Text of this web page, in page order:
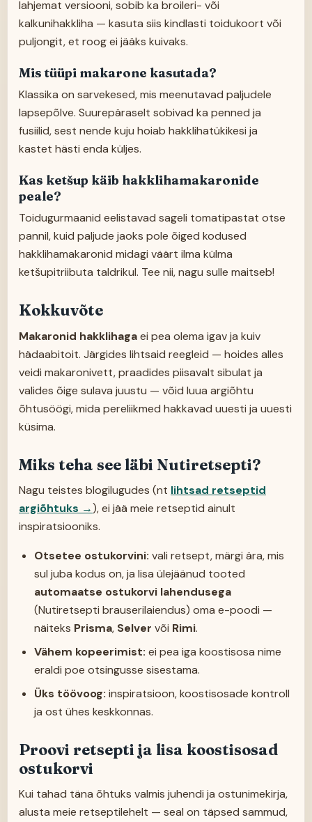
lahjemat versiooni, sobib ka broileri- või
kalkunihakkliha — kasuta siis kindlasti toidukoort või
puljongit, et roog ei jääks kuivaks.
Mis tüüpi makarone kasutada?
Klassika on sarvekesed, mis meenutavad paljudele
lapsepõlve. Suurepäraselt sobivad ka penned ja
fusiilid, sest nende kuju hoiab hakklihatükikesi ja
kastet hästi enda küljes.
Kas ketšup käib hakklihamakaronide
peale?
Toidugurmaanid eelistavad sageli tomatipastat otse
pannil, kuid paljude jaoks pole õiged kodused
hakklihamakaronid midagi väärt ilma külma
ketšupitriibuta taldrikul. Tee nii, nagu sulle maitseb!
Kokkuvõte
Makaronid hakklihagaei pea olema igav ja kuiv
hädaabitoit. Järgides lihtsaid reegleid — hoides alles
veidi makaronivett, praadides piisavalt sibulat ja
valides õige sulava juustu — võid luua argiõhtu
õhtusöögi, mida pereliikmed hakkavad uuesti ja uuesti
küsima.
Miks teha see läbi Nutiretsepti?
Nagu teistes blogilugudes (nt lihtsad retseptid
argiõhtuks →), ei jää meie retseptid ainult
inspiratsiooniks.
Otsetee ostukorvini: vali retsept, märgi ära, mis
sul juba kodus on, ja lisa ülejäänud tooted
automaatse ostukorvi lahendusega
(Nutiretsepti brauserilaiendus) oma e-poodi —
näiteks Prisma, Selver või Rimi.
Vähem kopeerimist: ei pea iga koostisosa nime
eraldi poe otsingusse sisestama.
Üks töövoog: inspiratsioon, koostisosade kontroll
ja ost ühes keskkonnas.
Proovi retsepti ja lisa koostisosad
ostukorvi
Kui tahad täna õhtuks valmis juhendi ja ostunimekirja,
alusta meie retseptilehelt — seal on täpsed sammud,